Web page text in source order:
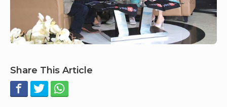
Share This Article